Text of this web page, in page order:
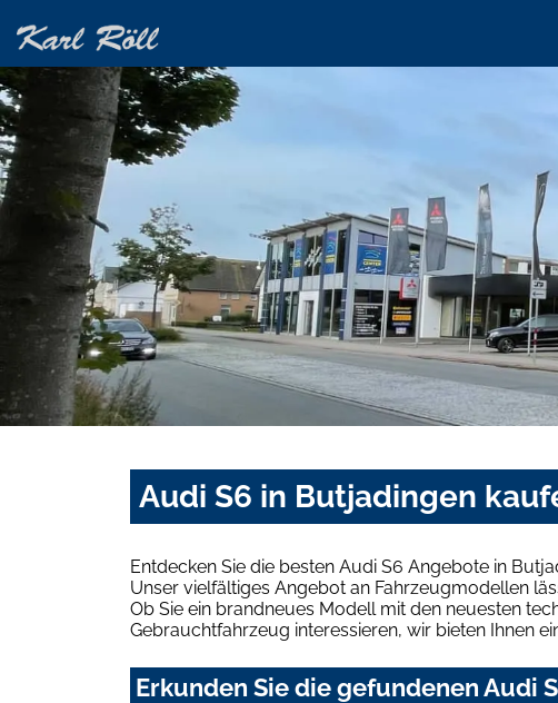
Audi S6 in Butjadingen
Entdecken Sie die besten Audi S6 Angebote in
Unser vielfältiges Angebot an Fahrzeugmodellen
Ob Sie ein brandneues Modell mit den neuesten
Gebrauchtfahrzeug interessieren, wir bieten Ihnen
Erkunden Sie die gefundenen Audi